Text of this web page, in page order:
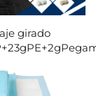
girado